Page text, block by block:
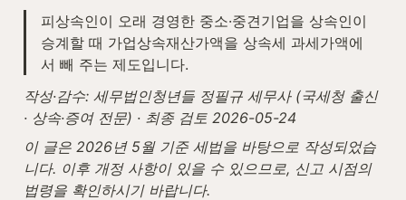
피상속인이 오래 경영한 중소·중견기업을 상속인이
승계할 때 가업상속재산가액을 상속세 과세가액에
서 빼 주는 제도입니다.
작성·감수: 세무법인청년들 정필규 세무사 (국세청 출신
· 상속·증여 전문) · 최종 검토 2026-05-24
이 글은 2026년 5월 기준 세법을 바탕으로 작성되었습
니다. 이후 개정 사항이 있을 수 있으므로, 신고 시점의
법령을 확인하시기 바랍니다.